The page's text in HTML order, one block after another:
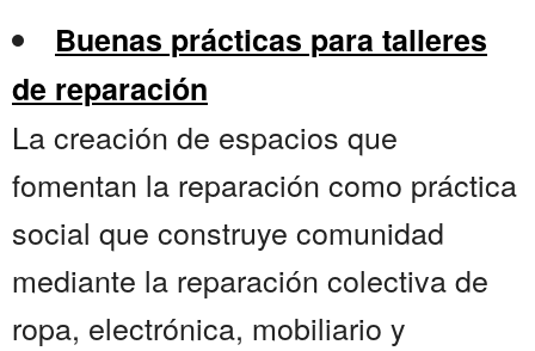
Buenas prácticas para talleres
de reparación
La creación de espacios que
fomentan la reparación como práctica
social que construye comunidad
mediante la reparación colectiva de
ropa, electrónica, mobiliario y